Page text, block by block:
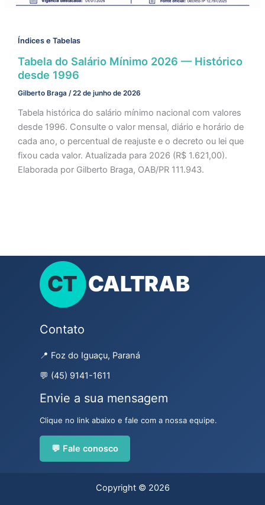
Índices e Tabelas
Tabela do Salário Mínimo 2026 — Histórico
desde 1996
Gilberto Braga /22 de junho de 2026
Tabela histórica do salário mínimo nacional com valores
desde 1996. Consulte o valor mensal, diário e horário de
cada ano, o percentual de reajuste e o decreto ou lei que
fixou cada valor. Atualizada para 2026 (R$ 1.621,00).
Elaborada por Gilberto Braga, OAB/PR 111.943.
Contato
📍 Foz do Iguaçu, Paraná
💬 (45) 9141-1611
Envie a sua mensagem
Clique no link abaixo e fale com a nossa equipe.
💬 Fale conosco
Copyright © 2026